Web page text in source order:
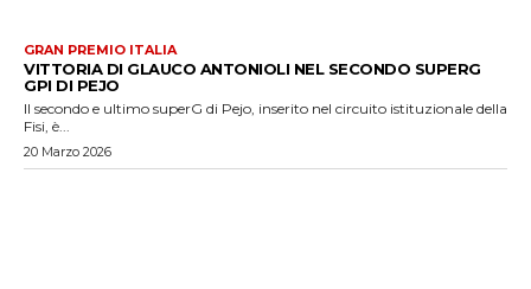
GRAN PREMIO ITALIA
VITTORIA DI GLAUCO ANTONIOLI NEL SECONDO SUPERG
GPI DI PEJO
Il secondo e ultimo superG di Pejo, inserito nel circuito istituzionale della
Fisi, è...
20 Marzo 2026